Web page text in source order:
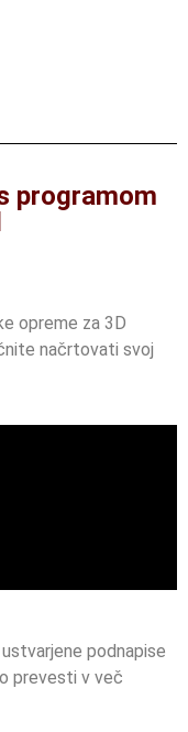
programom
opreme za 3D
načrtovati svoj
podnapise
prevesti v več